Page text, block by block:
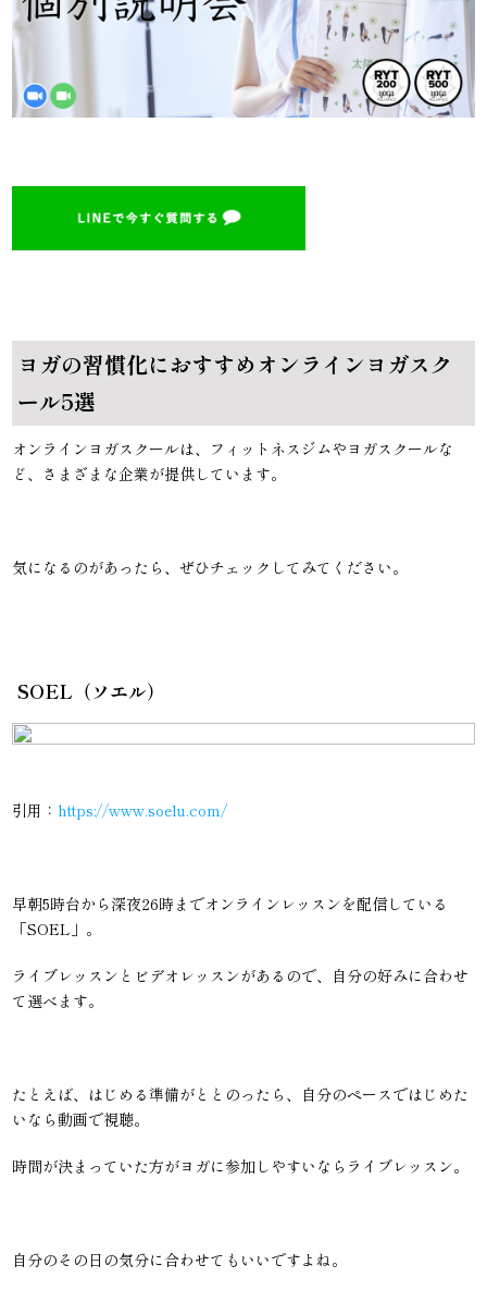
ヨガの習慣化におすすめオンラインヨガスク
ール5選
オンラインヨガスクールは、フィットネスジムやヨガスクールな
ど、さまざまな企業が提供しています。
気になるのがあったら、ぜひチェックしてみてください。
SOEL（ソエル）
引用：https://www.soelu.com/
早朝5時台から深夜26時までオンラインレッスンを配信している
「SOEL」。
ライブレッスンとビデオレッスンがあるので、自分の好みに合わせ
て選べます。
たとえば、はじめる準備がととのったら、自分のペースではじめた
いなら動画で視聴。
時間が決まっていた方がヨガに参加しやすいならライブレッスン。
自分のその日の気分に合わせてもいいですよね。